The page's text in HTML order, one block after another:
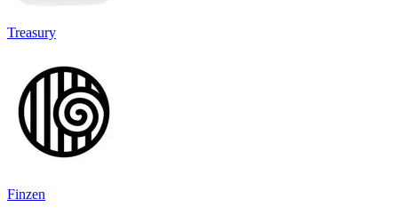
Treasury
Finzen